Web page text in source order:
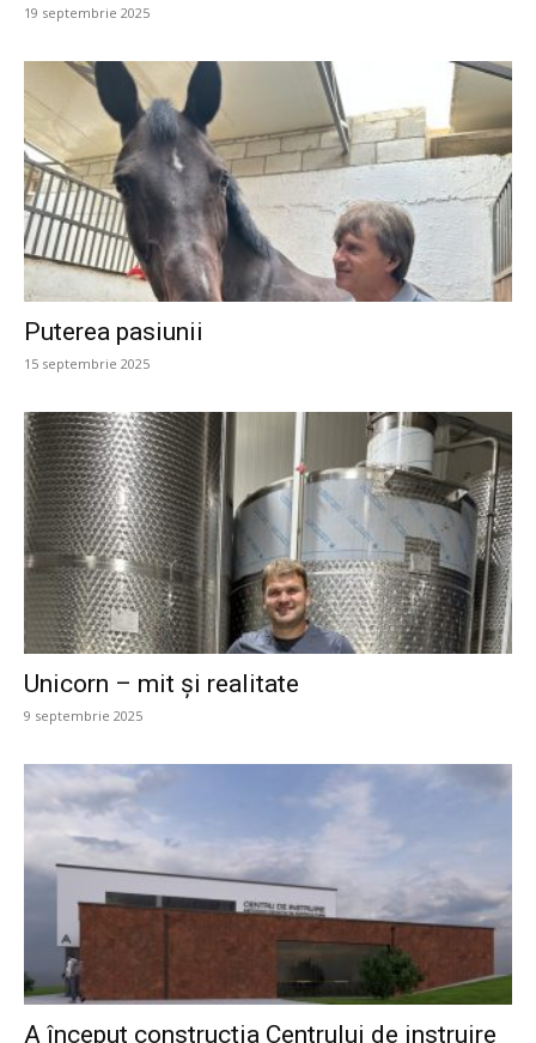
19 septembrie 2025
Puterea pasiunii
15 septembrie 2025
Unicorn – mit și realitate
9 septembrie 2025
A început construcția Centrului de instruire